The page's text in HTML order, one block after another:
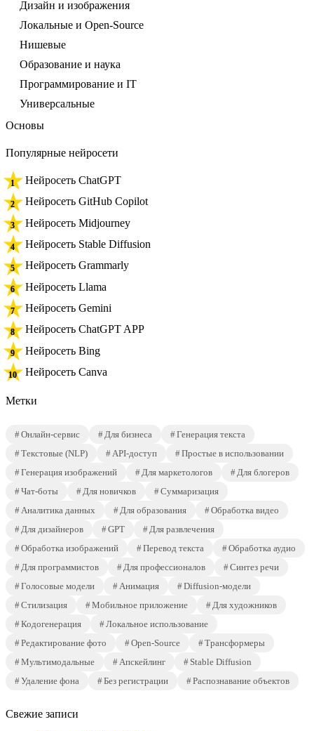
Дизайн и изображения
Локальные и Open-Source
Нишевые
Образование и наука
Программирование и IT
Универсальные
Основы
Популярные нейросети
Нейросеть ChatGPT
Нейросеть GitHub Copilot
Нейросеть Midjourney
Нейросеть Stable Diffusion
Нейросеть Grammarly
Нейросеть Llama
Нейросеть Gemini
Нейросеть ChatGPT APP
Нейросеть Bing
Нейросеть Canva
Метки
Онлайн-сервис Для бизнеса
Генерация текста
Текстовые (NLP)
API-доступ
Простые в использовании
Генерация изображений
Для маркетологов
Для блогеров
Чат-боты
Для новичков
Суммаризация
Аналитика данных
Для образования
Обработка видео
Для дизайнеров
GPT
Для развлечения
Обработка изображений
Перевод текста
Обработка аудио
Для программистов
Для профессионалов
Синтез речи
Голосовые модели
Анимация
Diffusion-модели
Стилизация
Мобильное приложение
Для художников
Кодогенерация
Локальное использование
Редактирование фото
Open-Source
Трансформеры
Мультимодальные
Апскейлинг
Stable Diffusion
Удаление фона
Без регистрации Распознавание объектов
Свежие записи